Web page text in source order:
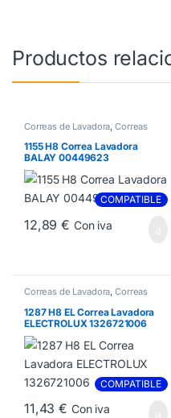
Productos
Correas de Lavadora,Correas
Lavadora H8
1155 H8 Correa Lavadora
BALAY 00449623
COMPATIBLE
12,89€ Con iva
Correas de Lavadora,Correas
Lavadora H8
1287 H8 EL Correa Lavadora
ELECTROLUX 1326721006
COMPATIBLE
11,43€ Con iva